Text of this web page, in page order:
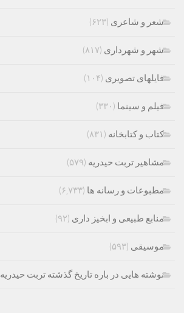
شعر و شاعری (۶۲۳)
شهر و شهرداری (۸۱۷)
فایلهای تصویری (۱۰۴)
فیلم و سینما (۳۳۰)
کتاب و کتابخانه (۸۳۱)
مشاهیر تربت حیدریه (۵۷۹)
مطبوعات و رسانه ها (۶,۷۳۳)
منابع طبیعی و ابخیز داری (۹۲)
موسیقی (۵۹۳)
نوشته هایی در باره تاریخ گذشته تربت حیدریه